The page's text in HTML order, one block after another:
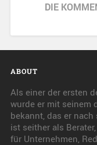
DIE
ABOUT
Als einer der ersten
wurde er mit seinem
bekannt, das er
ist seither als
für Unternehmen,